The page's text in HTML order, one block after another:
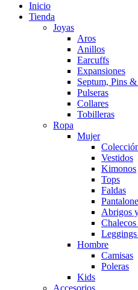
Inicio
Tienda
Joyas
Aros
Anillos
Earcuffs
Expansiones
Septum, Pins
Pulseras
Collares
Tobilleras
Ropa
Mujer
Vestidos
Kimonos
Tops
Faldas
Abrigos
Hombre
Camisas
Poleras
Kids